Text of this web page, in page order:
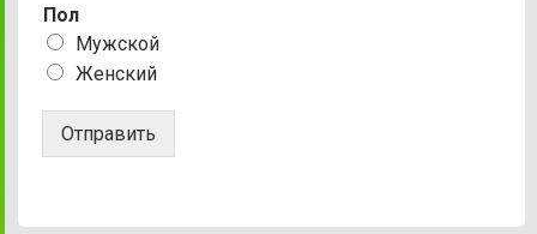
Пол
Мужской
Женский
Отправить